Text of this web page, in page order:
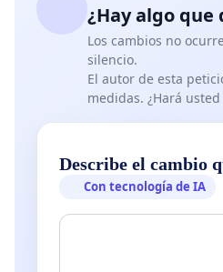
¿Hay algo
Los cambios no
silencio.
El autor de esta
medidas. ¿Hará
Describe el cambio
Con tecnología de IA